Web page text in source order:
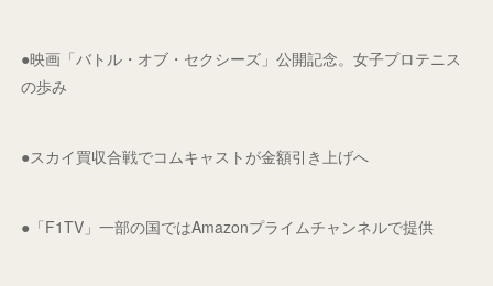
●映画「バトル・オブ・セクシーズ」公開記念。女子プロテニス
の歩み
●スカイ買収合戦でコムキャストが金額引き上げへ
●「F1TV」一部の国ではAmazonプライムチャンネルで提供